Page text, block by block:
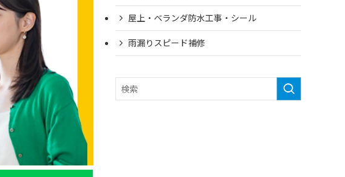
屋上・ベランダ防水工事・シール
雨漏りスピード補修